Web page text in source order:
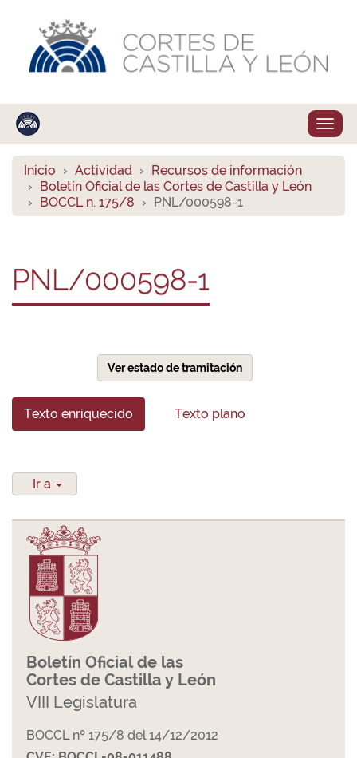
Inicio Actividad
Recursos de información
Boletín Oficial de las Cortes de Castilla y León
BOCCL n. 175/8
PNL/000598-1
PNL/000598-1
Ver estado de tramitación
Texto enriquecido Texto plano
Ir a
Boletín Oficial de las
Cortes de Castilla y León
VIII Legislatura
BOCCL nº 175/8 del 14/12/2012